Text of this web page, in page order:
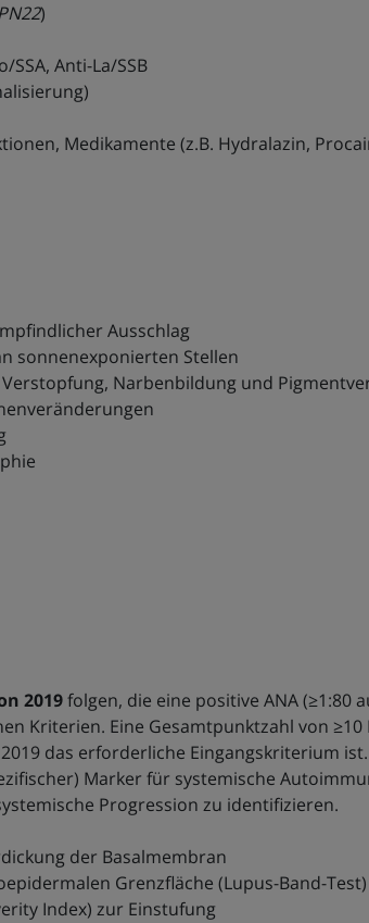
)
Anti-La/SSB
Medikamente (z.B. Hydralazin,
Ausschlag
sonnenexponierten Stellen
Narbenbildung und
2019folgen, die eine positive ANA (≥1:80
Kriterien. Eine Gesamtpunktzahl von ≥10
das erforderliche Eingangskriterium
Marker für systemische
Progression zu identifizieren.
der Basalmembran
Grenzfläche (Lupus-Band-Test)
Index) zur Einstufung